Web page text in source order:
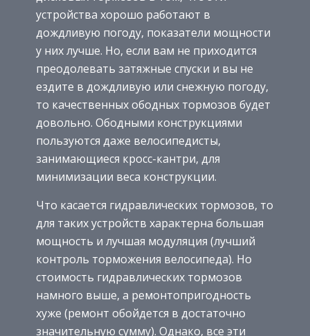
устройства хорошо работают в
дождливую погоду, показатели мощности
у них лучше. Но, если вам не приходится
преодолевать затяжные спуски и вы не
ездите в дождливую или снежную погоду,
то качественных ободных тормозов будет
довольно. Ободными конструкциями
пользуются даже велосипедисты,
занимающиеся кросс-кантри, для
минимизации веса конструкции.
Что касается гидравлических тормозов, то
для таких устройств характерна большая
мощность и лучшая модуляция (лучший
контроль торможения велосипеда). Но
стоимость гидравлических тормозов
намного выше, а ремонтопригодность
хуже (ремонт обойдется в достаточно
значительную сумму). Однако, все эти